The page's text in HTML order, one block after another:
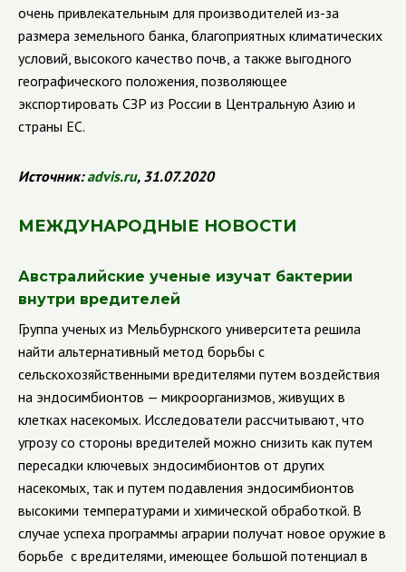
очень привлекательным для производителей из-за
размера земельного банка, благоприятных климатических
условий, высокого качество почв, а также выгодного
географического положения, позволяющее
экспортировать СЗР из России в Центральную Азию и
страны ЕС.
Источник:advis.ru, 31.07.2020
МЕЖДУНАРОДНЫЕ НОВОСТИ
Австралийские ученые изучат бактерии
внутри вредителей
Группа ученых из Мельбурнского университета решила
найти альтернативный метод борьбы с
сельскохозяйственными вредителями путем воздействия
на эндосимбионтов — микроорганизмов, живущих в
клетках насекомых. Исследователи рассчитывают, что
угрозу со стороны вредителей можно снизить как путем
пересадки ключевых эндосимбионтов от других
насекомых, так и путем подавления эндосимбионтов
высокими температурами и химической обработкой. В
случае успеха программы аграрии получат новое оружие в
борьбе с вредителями, имеющее большой потенциал в